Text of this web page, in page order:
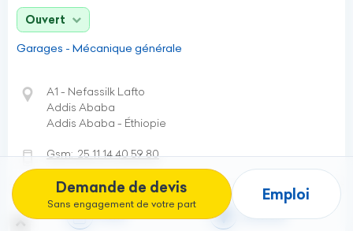
Demande de devis
Sans engagement de votre part
Emploi
Ouvert
Garages - Mécanique générale
A1 - Nefassilk Lafto
Addis Ababa
Addis Ababa - Éthiopie
Gsm:25 11 14 40 59 80
Fiche Itinéraire